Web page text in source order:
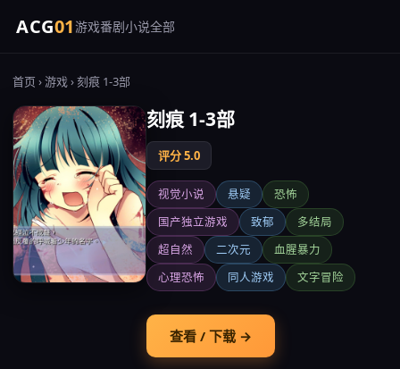
ACG01游戏番剧小说全部
首页 ›游戏› 刻痕 1-3部
刻痕 1-3部
评分 5.0
视觉小说 悬疑
恐怖
国产独立游戏
致郁
多结局
超自然
二次元
血腥暴力
心理恐怖
同人游戏 文字冒险
查看 / 下载 →